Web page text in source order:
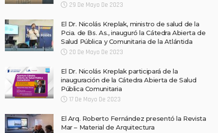
29 De Mayo De 2023
El Dr. Nicolás Kreplak, ministro de salud de la
Pcia. de Bs. As., inauguró la Cátedra Abierta de
Salud Pública y Comunitaria de la Atlántida
20 De Mayo De 2023
El Dr. Nicolás Kreplak participará de la
inauguración de la Cátedra Abierta de Salud
Pública Comunitaria
17 De Mayo De 2023
El Arq. Roberto Fernández presentó la Revista
Mar – Material de Arquitectura